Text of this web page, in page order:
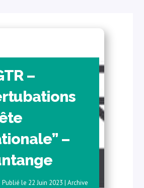
–
–
22 Juin 2023 | Archive